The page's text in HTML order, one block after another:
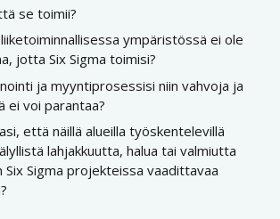
se toimii?
ympäristössä ei ole
jotta Six Sigma toimisi?
ja myyntiprosessisi niin vahvoja ja
ei voi parantaa?
että näillä alueilla työskentelevillä
lahjakkuutta, halua tai valmiutta
Six Sigma projekteissa vaadittavaa